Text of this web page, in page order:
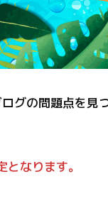
グの問題点を見
なります。